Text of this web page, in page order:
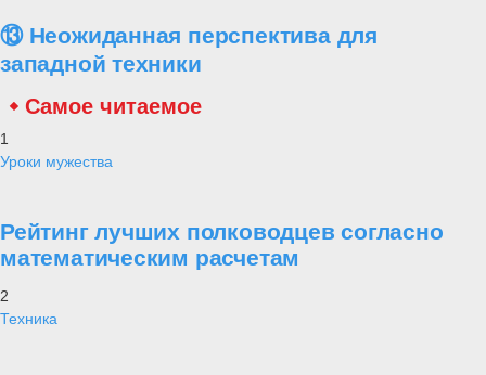
⑬ Неожиданная перспектива для
западной техники
Самое читаемое
1
Уроки мужества
Рейтинг лучших полководцев согласно
математическим расчетам
2
Техника